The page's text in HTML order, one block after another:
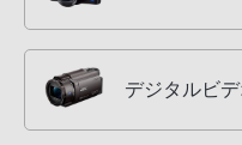
デジタルビ